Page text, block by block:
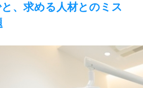
、求める人材とのミス